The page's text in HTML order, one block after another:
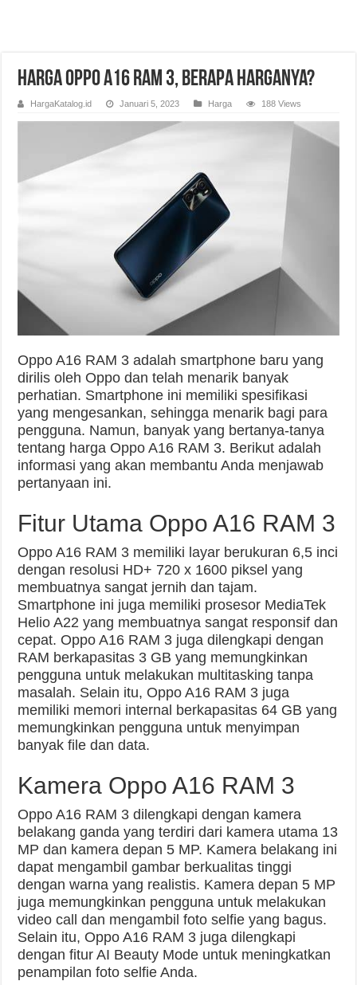
Harga Oppo A16 RAM 3, Berapa Harganya?
HargaKatalog.id Januari 5, 2023 Harga 188 Views
Oppo A16 RAM 3 adalah smartphone baru yang
dirilis oleh Oppo dan telah menarik banyak
perhatian. Smartphone ini memiliki spesifikasi
yang mengesankan, sehingga menarik bagi para
pengguna. Namun, banyak yang bertanya-tanya
tentang harga Oppo A16 RAM 3. Berikut adalah
informasi yang akan membantu Anda menjawab
pertanyaan ini.
Fitur Utama Oppo A16 RAM 3
Oppo A16 RAM 3 memiliki layar berukuran 6,5 inci
dengan resolusi HD+ 720 x 1600 piksel yang
membuatnya sangat jernih dan tajam.
Smartphone ini juga memiliki prosesor MediaTek
Helio A22 yang membuatnya sangat responsif dan
cepat. Oppo A16 RAM 3 juga dilengkapi dengan
RAM berkapasitas 3 GB yang memungkinkan
pengguna untuk melakukan multitasking tanpa
masalah. Selain itu, Oppo A16 RAM 3 juga
memiliki memori internal berkapasitas 64 GB yang
memungkinkan pengguna untuk menyimpan
banyak file dan data.
Kamera Oppo A16 RAM 3
Oppo A16 RAM 3 dilengkapi dengan kamera
belakang ganda yang terdiri dari kamera utama 13
MP dan kamera depan 5 MP. Kamera belakang ini
dapat mengambil gambar berkualitas tinggi
dengan warna yang realistis. Kamera depan 5 MP
juga memungkinkan pengguna untuk melakukan
video call dan mengambil foto selfie yang bagus.
Selain itu, Oppo A16 RAM 3 juga dilengkapi
dengan fitur AI Beauty Mode untuk meningkatkan
penampilan foto selfie Anda.